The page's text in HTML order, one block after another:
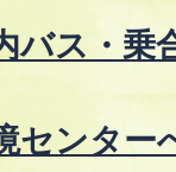
バス・乗
月1日改
センター